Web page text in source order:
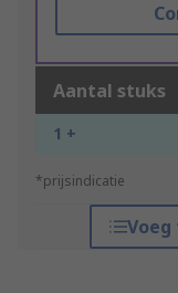
Aantal stuks
1 +
*prijsindicatie